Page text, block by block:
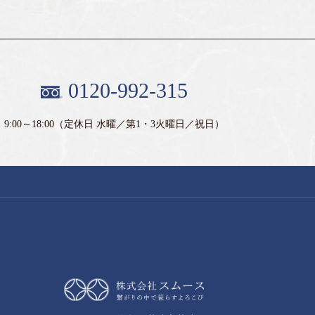
0120-992-315
9:00～18:00 （定休日 水曜／第1・3火曜日／祝日）